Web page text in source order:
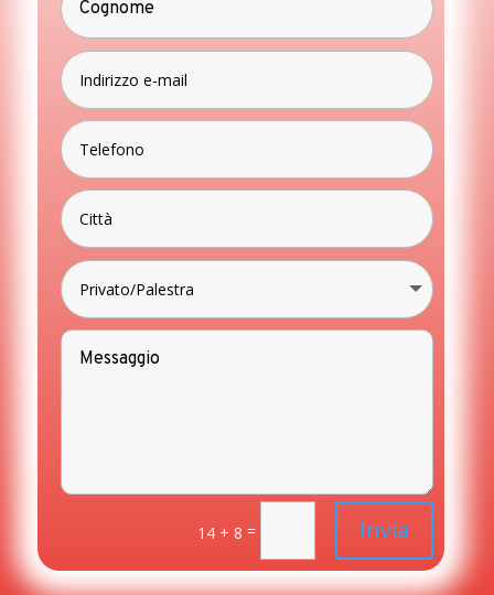
14 + 8 = Invia